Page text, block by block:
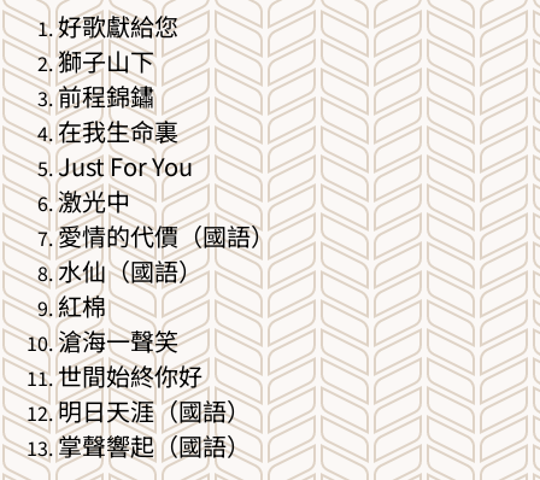
好歌獻給您
獅子山下
前程錦鏽
在我生命裏
Just For You
激光中
愛情的代價（國語）
水仙（國語）
紅棉
滄海一聲笑
世間始終你好
明日天涯（國語）
掌聲響起（國語）